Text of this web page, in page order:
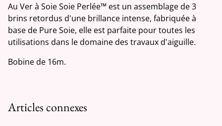
Au Ver à Soie Soie Perlée™ est un assemblage de 3
brins retordus d'une brillance intense, fabriquée à
base de Pure Soie, elle est parfaite pour toutes les
utilisations dans le domaine des travaux d'aiguille.
Bobine de 16m.
Articles connexes